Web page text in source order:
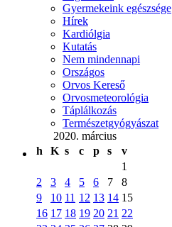
Gyermekeink egészsége
Hírek
Kardiólgia
Kutatás
Nem mindennapi
Országos
Orvos Kereső
Orvosmeteorológia
Táplálkozás
Természetgyógyászat
2020. március
h
K s c p s
v
1
2
3 4 5 6 7
8
9
10 11 12 13 14 15
16 17 18 19 20 21 22